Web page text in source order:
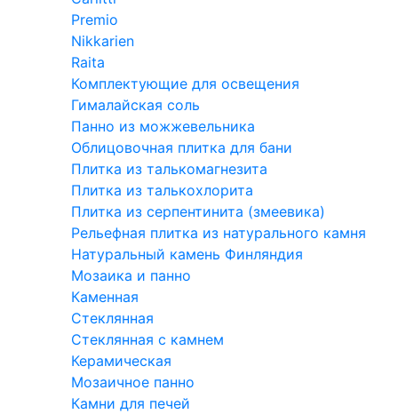
Premio
Nikkarien
Raita
Комплектующие для освещения
Гималайская соль
Панно из можжевельника
Облицовочная плитка для бани
Плитка из талькомагнезита
Плитка из талькохлорита
Плитка из серпентинита (змеевика)
Рельефная плитка из натурального камня
Натуральный камень Финляндия
Мозаика и панно
Каменная
Стеклянная
Стеклянная с камнем
Керамическая
Мозаичное панно
Камни для печей